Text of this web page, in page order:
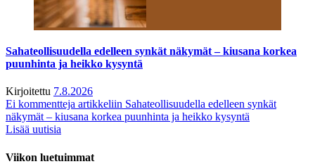
Sahateollisuudella edelleen synkät näkymät – kiusana korkea
puunhinta ja heikko kysyntä
Kirjoitettu 7.8.2026
Ei kommentteja artikkeliin Sahateollisuudella edelleen synkät
näkymät – kiusana korkea puunhinta ja heikko kysyntä
Lisää uutisia
Viikon luetuimmat